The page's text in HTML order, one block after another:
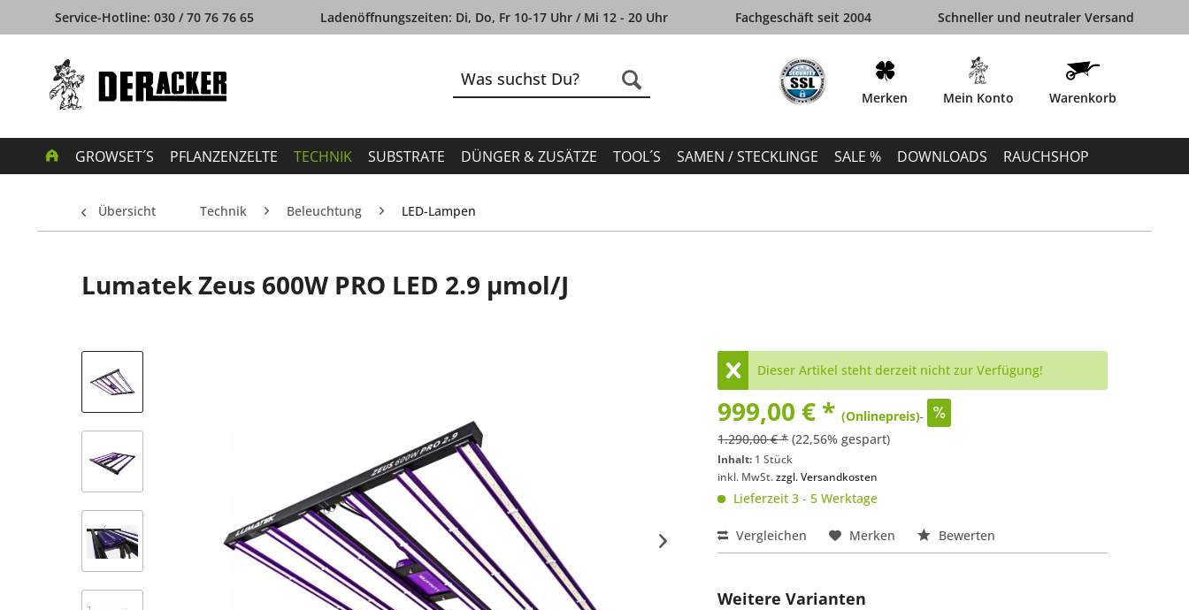
Service-Hotline: 030 / 70 76 76 65 Ladenöffnungszeiten: Di, Do, Fr 10-17 Uhr / Mi 12 - 20 Uhr Fachgeschäft seit 2004 Schneller und neutraler Versand
Merken Mein Konto Warenkorb
GROWSET´S PFLANZENZELTE TECHNIK SUBSTRATE DÜNGER & ZUSÄTZE TOOL´S SAMEN / STECKLINGE SALE % DOWNLOADS RAUCHSHOP
Übersicht Technik Beleuchtung LED-Lampen
Lumatek Zeus 600W PRO LED 2.9 µmol/J
Dieser Artikel steht derzeit nicht zur Verfügung!
999,00 € *(Onlinepreis)
1.290,00 € * (22,56% gespart)
Inhalt: 1 Stück
inkl. MwSt.zzgl. Versandkosten
Lieferzeit 3 - 5 Werktage
Vergleichen Merken Bewerten
Weitere Varianten